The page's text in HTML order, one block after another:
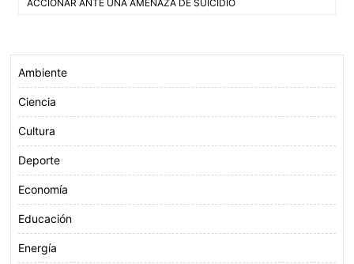
k
p
de
ACCIONAR ANTE UNA AMENAZA DE SUICIDIO
Ambiente
Ciencia
Cultura
Deporte
Economía
Educación
Energía